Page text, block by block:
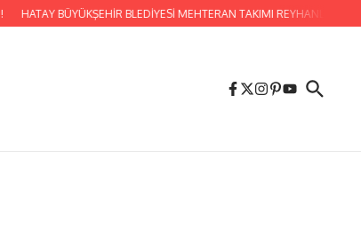
HATAY BÜYÜKŞEHİR BLEDİYESİ MEHTERAN TAKIMI REYHANLI’DA